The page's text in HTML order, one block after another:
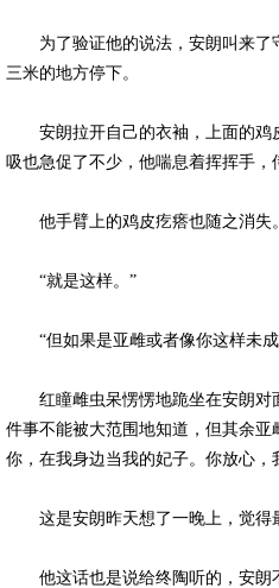
为了验证他的说法，安朗叫来了
三米的地方停下。
安朗拉开自己的衣袖，上面的鸡
吸也急促了不少，他喘息着挥挥手，
他手臂上的鸡皮疙瘩也随之消失。
“就是这样。”
“但如果是亚雌或者像你这样未成
红瞳雌虫呆愣愣地跪坐在安朗对
件事不能被大范围地知道，但其余
你，在我身边当我的妃子。你放心，
这是安朗昨天想了一晚上，觉得
他这话也是说给终陶听的，安朗